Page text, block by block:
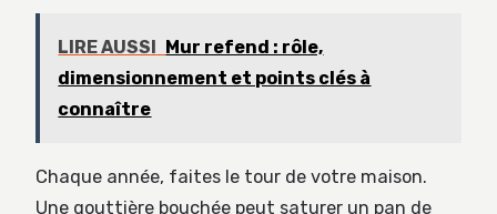
LIRE AUSSI Mur refend : rôle,
dimensionnement et points clés à
connaître
Chaque année, faites le tour de votre maison.
Une gouttière bouchée peut saturer un pan de